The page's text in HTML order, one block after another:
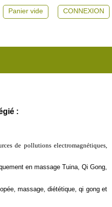
CONNEXION
Panier vide
:
de pollutions electromagnétiques,
en massage Tuina, Qi Gong,
massage, diététique, qi gong et